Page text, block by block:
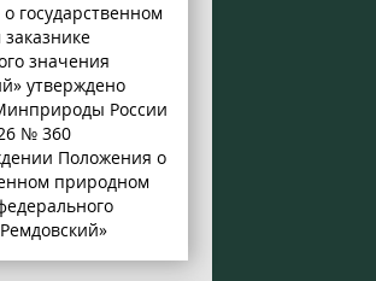
государственном
значения
утверждено
России
№ 360
Положения о
природном